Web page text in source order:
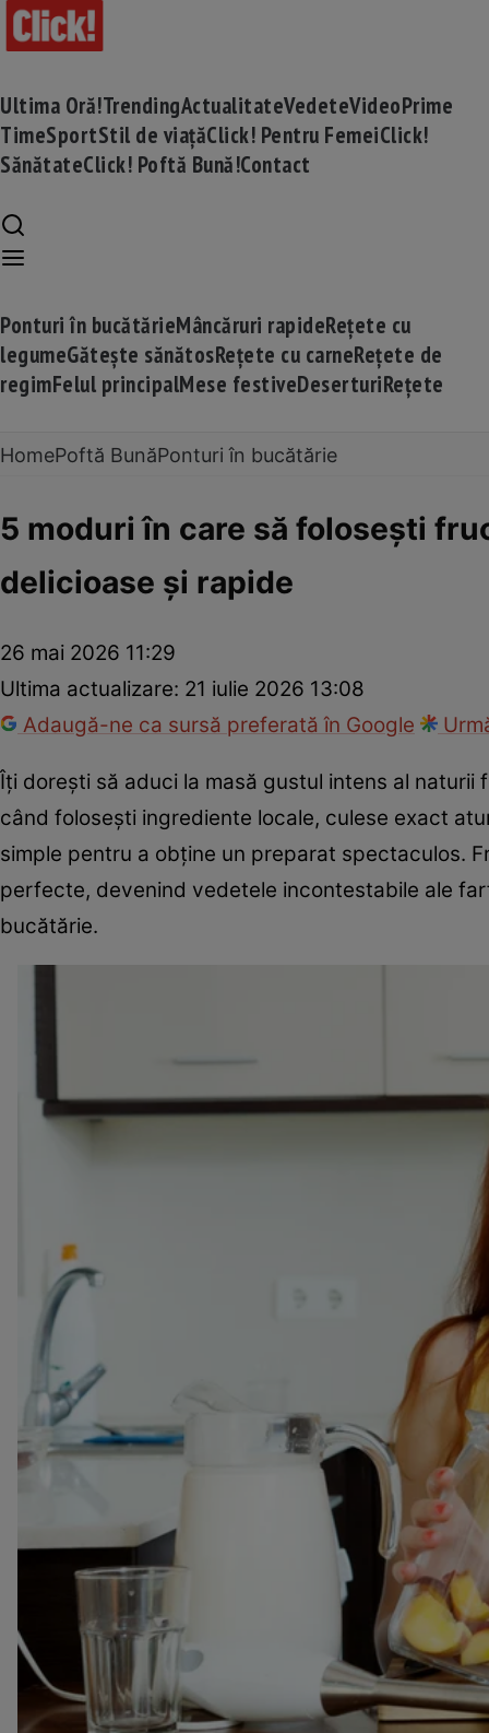
Ultima Oră!TrendingActualitateVedeteVideoPrime
TimeSportStil de viațăClick! Pentru FemeiClick!
SănătateClick! Poftă Bună!Contact
Ponturi în bucătărieMâncăruri rapideRețete cu
legumeGătește sănătosRețete cu carneRețete de
regimFelul principalMese festiveDeserturiRețete
HomePoftă BunăPonturi în bucătărie
5 moduri în care să folosești
delicioase și rapide
26 mai 2026 11:29
Ultima actualizare: 21 iulie 2026 13:08
Adaugă-ne ca sursă preferată în Google
Îți dorești să aduci la masă gustul intens al
când folosești ingrediente locale, culese exact
simple pentru a obține un preparat spectaculos.
perfecte, devenind vedetele incontestabile ale
bucătărie.